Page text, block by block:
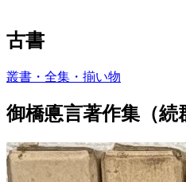
古書
叢書・全集・揃い物
御橋悳言著作集（続